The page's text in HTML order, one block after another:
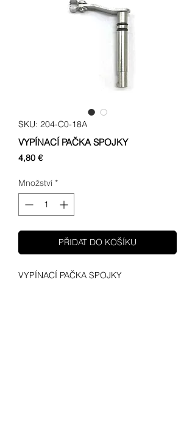
SKU: 204-C0-18A
VYPÍNACÍ PAČKA SPOJKY
4,80 €Cena
Množství *
PŘIDAT DO KOŠÍKU
VYPÍNACÍ PAČKA SPOJKY